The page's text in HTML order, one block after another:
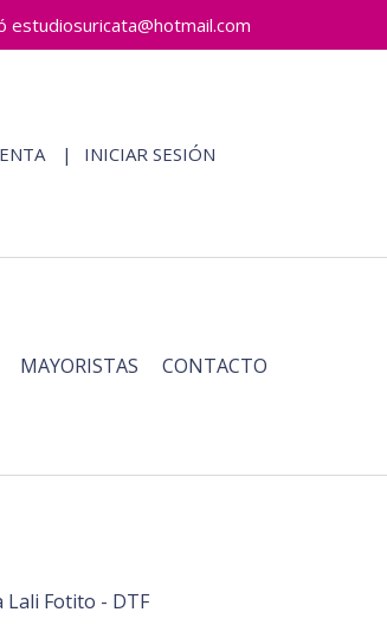
estudiosuricata@hotmail.com
INICIAR SESIÓN
MAYORISTAS CONTACTO
Lali Fotito - DTF